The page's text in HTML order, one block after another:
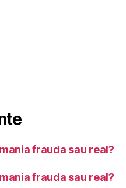
frauda sau real?
frauda sau real?